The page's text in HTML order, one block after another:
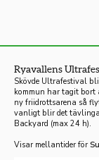
Ryavallens
Skövde Ultrafestival
kommun har tagit bort
ny friidrottsarena så
vanligt blir det
Backyard (max 24 h).
Visar mellantider för